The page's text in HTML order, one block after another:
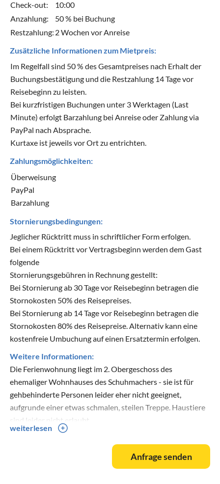
Check-out:
10:00
Anzahlung:
50 % bei Buchung
Restzahlung: 2 Wochen vor Anreise
Zusätzliche Informationen zum Mietpreis:
Im Regelfall sind 50 % des Gesamtpreises nach Erhalt der
Buchungsbestätigung und die Restzahlung 14 Tage vor
Reisebeginn zu leisten.
Bei kurzfristigen Buchungen unter 3 Werktagen (Last
Minute) erfolgt Barzahlung bei Anreise oder Zahlung via
PayPal nach Absprache.
Kurtaxe ist jeweils vor Ort zu entrichten.
Zahlungsmöglichkeiten:
Überweisung
PayPal
Barzahlung
Stornierungsbedingungen:
Jeglicher Rücktritt muss in schriftlicher Form erfolgen.
Bei einem Rücktritt vor Vertragsbeginn werden dem Gast
folgende
Stornierungsgebühren in Rechnung gestellt:
Bei Stornierung ab 30 Tage vor Reisebeginn betragen die
Stornokosten 50% des Reisepreises.
Bei Stornierung ab 14 Tage vor Reisebeginn betragen die
Stornokosten 80% des Reisepreise. Alternativ kann eine
kostenfreie Umbuchung auf einen Ersatztermin erfolgen.
Weitere Informationen:
Die Ferienwohnung liegt im 2. Obergeschoss des
ehemaliger Wohnhauses des Schuhmachers - sie ist für
gehbehinderte Personen leider eher nicht geeignet,
aufgrunde einer etwas schmalen, steilen Treppe. Haustiere
sind leider nicht erlaubt.
Autobahn A4 / A13 bis Dresden, dann Richtung Görlitz,
Abfahrt Nr. 91 / Weißenberg - von Weißenberg in Richtung
weiterlesen
Anfrage senden